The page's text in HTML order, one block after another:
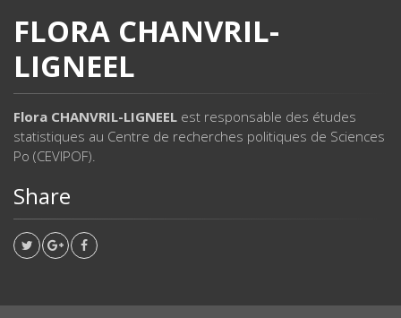
FLORA CHANVRIL-
LIGNEEL
Flora CHANVRIL-LIGNEEL est responsable des études
statistiques au Centre de recherches politiques de Sciences
Po (CEVIPOF).
Share